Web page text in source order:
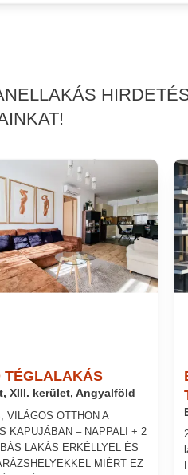
TÉGLALAKÁS
XIII. kerület, Angyalföld
VILÁGOS OTTHON A
KAPUJÁBAN – NAPPALI + 2
LAKÁS ERKÉLLYEL ÉS
MIÉRT EZ